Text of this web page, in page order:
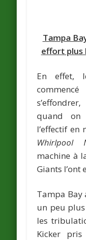
Tampa
effort plus
En effet,
quand on
l’effectif
Whirlpool
machine à
Giants l’ont
Tampa Bay
un peu
les
Kicker